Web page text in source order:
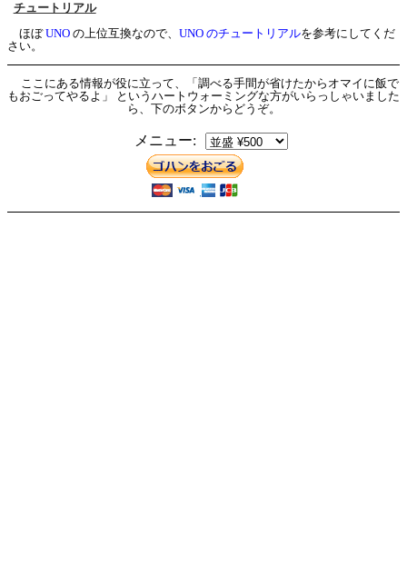
チュートリアル
ほぼUNO の上位互換なので、UNO のチュートリアルを参考にしてくだ
さい。
ここにある情報が役に立って、「調べる手間が省けたからオマイに飯で
もおごってやるよ」 というハートウォーミングな方がいらっしゃいました
ら、下のボタンからどうぞ。
メニュー: